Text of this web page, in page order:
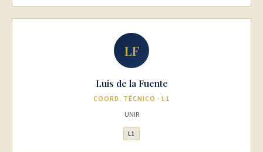
LF
Luis de la Fuente
COORD. TÉCNICO · L1
UNIR
L1